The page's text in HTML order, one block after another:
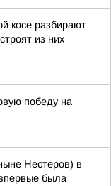
косе разбирают
из них
победу на
Нестеров) в
была